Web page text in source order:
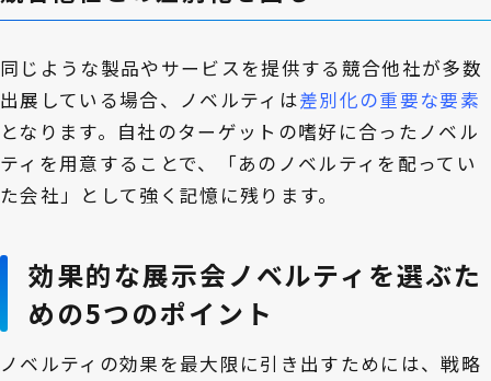
同じような製品やサービスを提供する競合他社が多数
出展している場合、ノベルティは差別化の重要な要素
となります。自社のターゲットの嗜好に合ったノベル
ティを用意することで、「あのノベルティを配ってい
た会社」として強く記憶に残ります。
効果的な展示会ノベルティを選ぶた
めの5つのポイント
ノベルティの効果を最大限に引き出すためには、戦略